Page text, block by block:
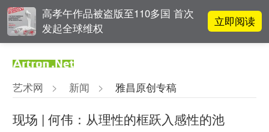
高孝午作品被盗版至110多国 首次
发起全球维权
立即阅读
值
阿拉里奥画廊上海转型：为何要成
为策展式艺术商业综合体？
艺术网 > 新闻 > 雅昌原创专稿
现场 | 何伟：从理性的框跃入感性的池